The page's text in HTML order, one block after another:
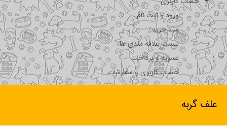
ورود و ثبت نام
سبد خرید
لیست علاقه مندی ها
تسویه و پرداخت
حساب کاربری و سفارشات
علف گربه